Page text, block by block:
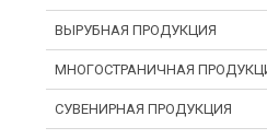
ВЫРУБНАЯ ПРОДУКЦИЯ
МНОГОСТРАНИЧНАЯ
СУВЕНИРНАЯ ПРОДУКЦИЯ